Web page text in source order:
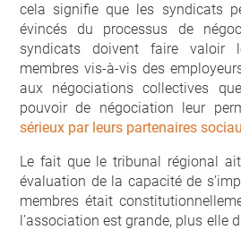
cela signifie que les syndicats
évincés du processus de
syndicats doivent faire valoir
membres vis-à-vis des
aux négociations collectives
pouvoir de négociation leur
sérieux par leurs partenaires
Le fait que le tribunal régional
évaluation de la capacité de
membres était
l’association est grande, plus elle